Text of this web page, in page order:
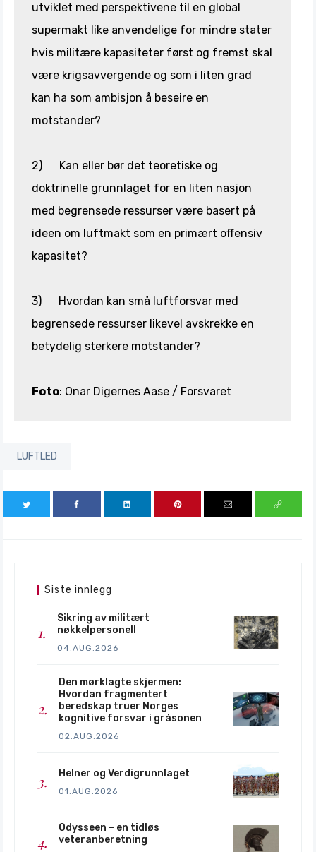
utviklet med perspektivene til en global
supermakt like anvendelige for mindre stater
hvis militære kapasiteter først og fremst skal
være krigsavvergende og som i liten grad
kan ha som ambisjon å beseire en
motstander?
2) Kan eller bør det teoretiske og
doktrinelle grunnlaget for en liten nasjon
med begrensede ressurser være basert på
ideen om luftmakt som en primært offensiv
kapasitet?
3) Hvordan kan små luftforsvar med
begrensede ressurser likevel avskrekke en
betydelig sterkere motstander?
Foto: Onar Digernes Aase / Forsvaret
LUFTLED
Siste innlegg
Sikring av militært
nøkkelpersonell
04.AUG.2026
Den mørklagte skjermen:
Hvordan fragmentert
beredskap truer Norges
kognitive forsvar i gråsonen
02.AUG.2026
Helner og Verdigrunnlaget
01.AUG.2026
Odysseen – en tidløs
veteranberetning